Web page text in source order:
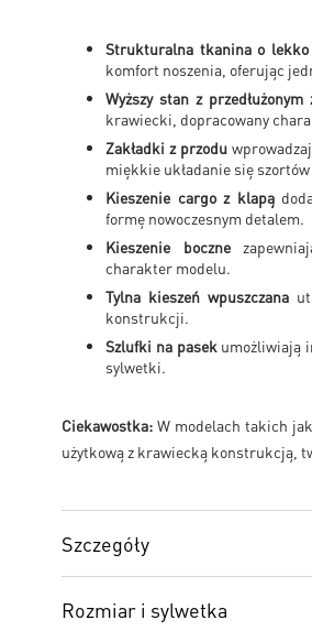
Strukturalna tkanina o
komfort noszenia, oferując
Wyższy stan z przedłużonym
krawiecki, dopracowany
Zakładki z przodu
miękkie układanie się
Kieszenie cargo z klapą
formę nowoczesnym detalem.
Kieszenie boczne
charakter modelu.
Tylna kieszeń wpuszczana
konstrukcji.
Szlufki na pasekumożliwiają
sylwetki.
Ciekawostka: W modelach takich
użytkową z krawiecką konstrukcją,
Szczegóły
Rozmiar i sylwetka